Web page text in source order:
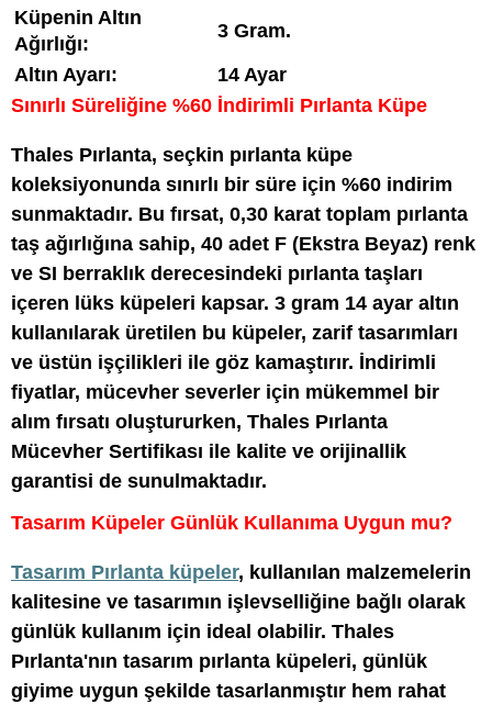
Küpenin Altın
Ağırlığı:
3 Gram.
Altın Ayarı:
14 Ayar
Sınırlı Süreliğine %60 İndirimli Pırlanta Küpe
Thales Pırlanta, seçkin pırlanta küpe
koleksiyonunda sınırlı bir süre için %60 indirim
sunmaktadır. Bu fırsat, 0,30 karat toplam pırlanta
taş ağırlığına sahip, 40 adet F (Ekstra Beyaz) renk
ve SI berraklık derecesindeki pırlanta taşları
içeren lüks küpeleri kapsar. 3 gram 14 ayar altın
kullanılarak üretilen bu küpeler, zarif tasarımları
ve üstün işçilikleri ile göz kamaştırır. İndirimli
fiyatlar, mücevher severler için mükemmel bir
alım fırsatı oluştururken, Thales Pırlanta
Mücevher Sertifikası ile kalite ve orijinallik
garantisi de sunulmaktadır.
Tasarım Küpeler Günlük Kullanıma Uygun mu?
Tasarım Pırlanta küpeler, kullanılan malzemelerin
kalitesine ve tasarımın işlevselliğine bağlı olarak
günlük kullanım için ideal olabilir. Thales
Pırlanta'nın tasarım pırlanta küpeleri, günlük
giyime uygun şekilde tasarlanmıştır hem rahat